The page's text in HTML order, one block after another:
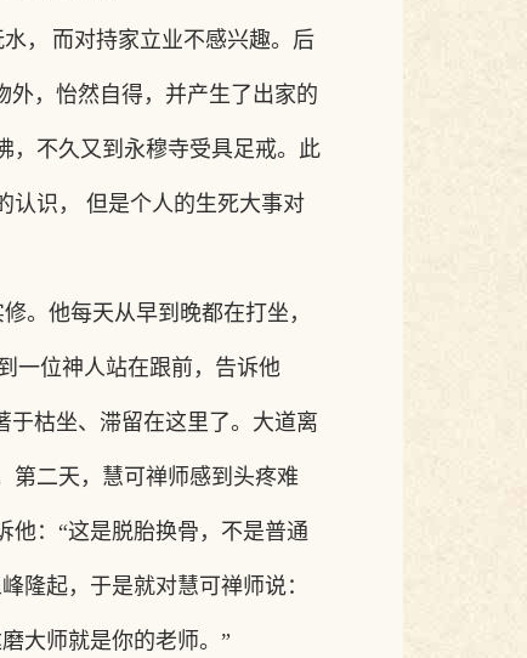
， 而对持家立业不感兴趣。后
外，怡然自得，并产生了出家的
，不久又到永穆寺受具足戒。此
认识， 但是个人的生死大事对
。他每天从早到晚都在打坐，
一位神人站在跟前，告诉他
于枯坐、滞留在这里了。大道离
第二天，慧可禅师感到头疼难
： “这是脱胎换骨，不是普通
隆起，于是就对慧可禅师说：
大师就是你的老师。”